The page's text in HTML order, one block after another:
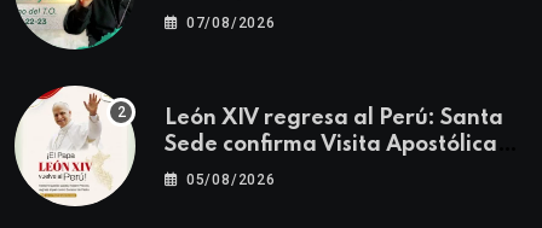
Ordinario | Mateo 14, 22-23
07/08/2026
León XIV regresa al Perú: Santa
Sede confirma Visita Apostólica
del 11 al 17 de noviembre
05/08/2026